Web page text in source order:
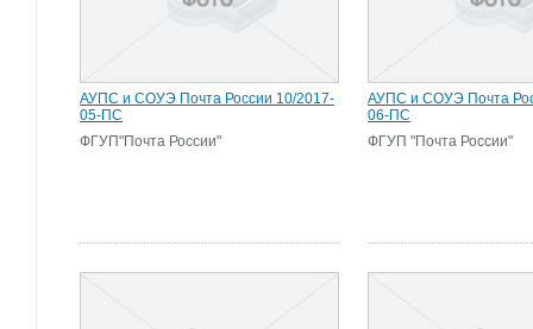
АУПС и СОУЭ Почта России 10/2017-
05-ПС
ФГУП"Почта России"
АУПС и СОУЭ Почта
06-ПС
ФГУП "Почта России"